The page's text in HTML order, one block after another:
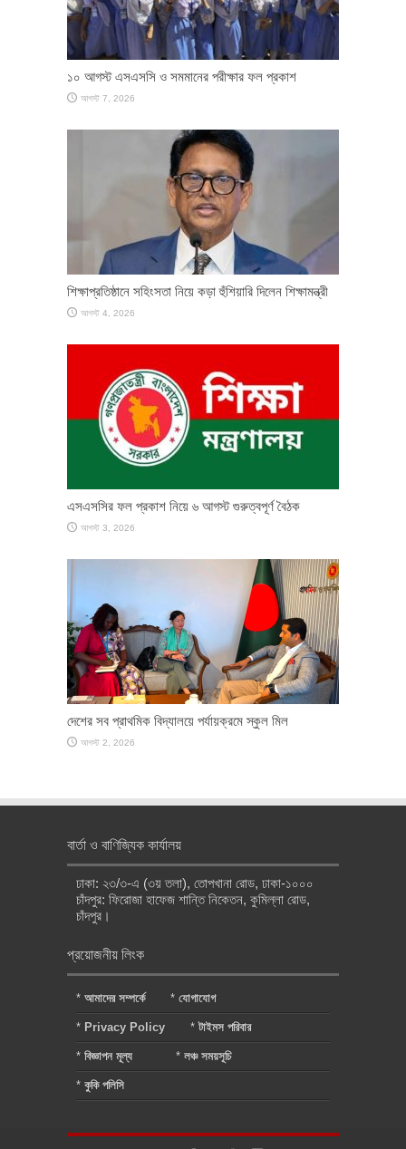
১০ আগস্ট এসএসসি ও সমমানের পরীক্ষার ফল প্রকাশ
আগস্ট 7, 2026
শিক্ষাপ্রতিষ্ঠানে সহিংসতা নিয়ে কড়া হুঁশিয়ারি দিলেন শিক্ষামন্ত্রী
আগস্ট 4, 2026
এসএসসির ফল প্রকাশ নিয়ে ৬ আগস্ট গুরুত্বপূর্ণ বৈঠক
আগস্ট 3, 2026
দেশের সব প্রাথমিক বিদ্যালয়ে পর্যায়ক্রমে স্কুল মিল
আগস্ট 2, 2026
বার্তা ও বাণিজ্যিক কার্যালয়
ঢাকা: ২৩/৩-এ (৩য় তলা), তোপখানা রোড, ঢাকা-১০০০
চাঁদপুর: ফিরোজা হাফেজ শান্তি নিকেতন, কুমিল্লা রোড,
চাঁদপুর।
প্রয়োজনীয় লিংক
* আমাদের সম্পর্কে * যোগাযোগ
* Privacy Policy *টাইমস পরিবার
* বিজ্ঞাপন মূল্য * লঞ্চ সময়সূচি
* কুকি পলিসি